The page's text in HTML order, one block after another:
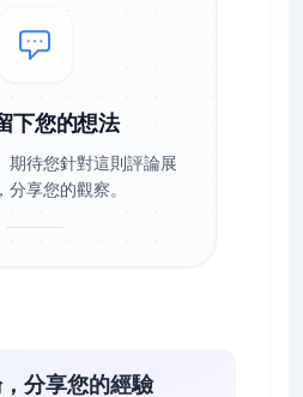
下您的想法
期待您針對這則評論展
分享您的觀察。
分享您的經驗